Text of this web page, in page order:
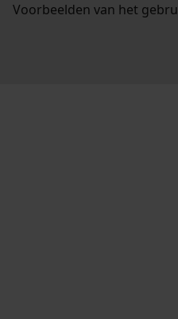
Voorbeelden van het